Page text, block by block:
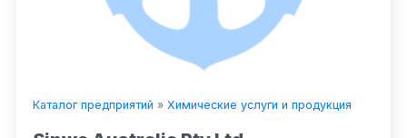
Каталог предприятий » Химические услуги и продукция